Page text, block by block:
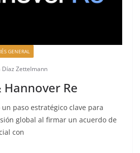
GENERAL
Díaz Zettelmann
Re
paso estratégico clave para
global al firmar un acuerdo de
con